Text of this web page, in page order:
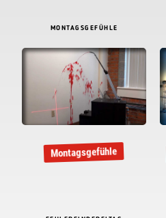
MONTAGSGEFÜHLE
Montagsgefühle